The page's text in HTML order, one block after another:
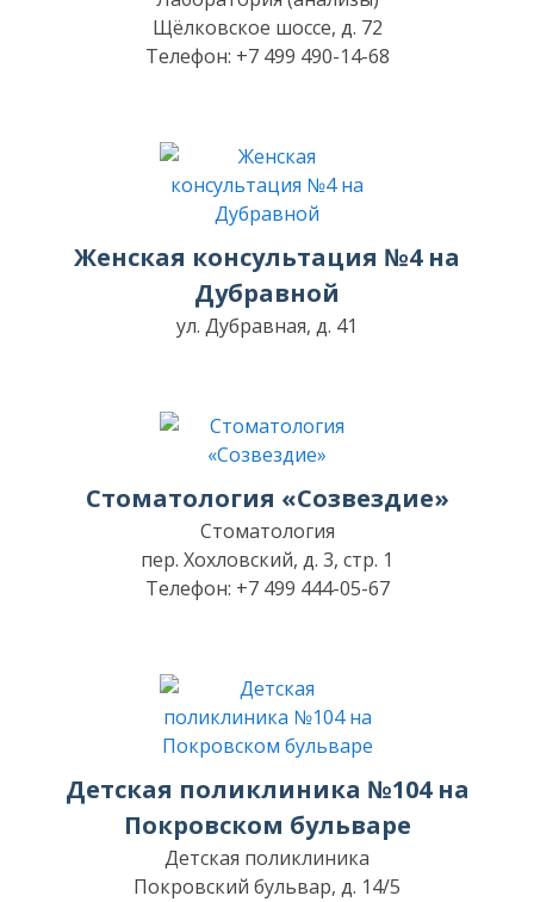
Щёлковское шоссе, д. 72
Телефон: +7 499 490-14-68
Женская консультация №4 на
Дубравной
ул. Дубравная, д. 41
Стоматология «Созвездие»
Стоматология
пер. Хохловский, д. 3, стр. 1
Телефон: +7 499 444-05-67
Детская поликлиника №104 на
Покровском бульваре
Детская поликлиника
Покровский бульвар, д. 14/5